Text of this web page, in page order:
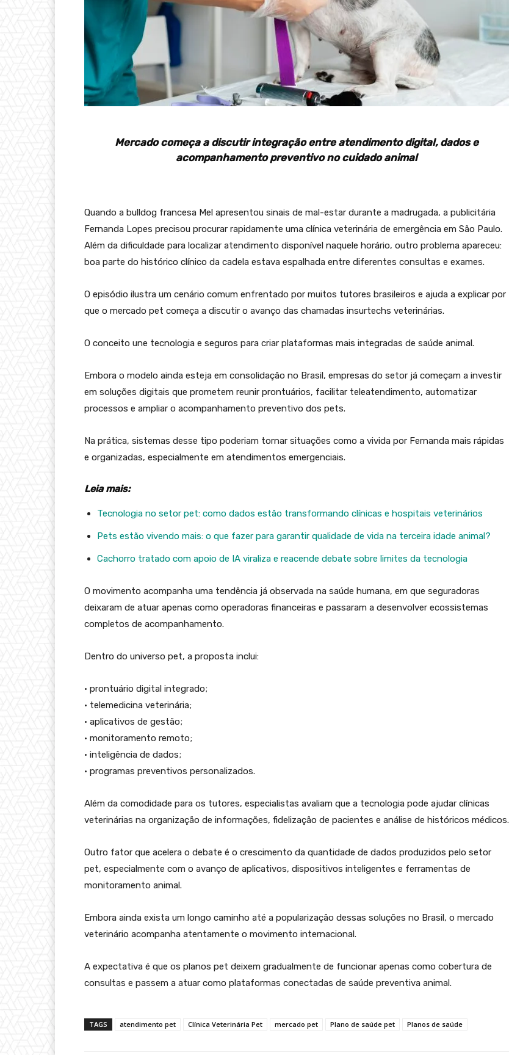
Mercado começa a discutir integração entre atendimento digital, dados e
acompanhamento preventivo no cuidado animal
Quando a bulldog francesa Mel apresentou sinais de mal-estar durante a madrugada, a publicitária
Fernanda Lopes precisou procurar rapidamente uma clínica veterinária de emergência em São Paulo.
Além da dificuldade para localizar atendimento disponível naquele horário, outro problema apareceu:
boa parte do histórico clínico da cadela estava espalhada entre diferentes consultas e exames.
O episódio ilustra um cenário comum enfrentado por muitos tutores brasileiros e ajuda a explicar por
que o mercado pet começa a discutir o avanço das chamadas insurtechs veterinárias.
O conceito une tecnologia e seguros para criar plataformas mais integradas de saúde animal.
Embora o modelo ainda esteja em consolidação no Brasil, empresas do setor já começam a investir
em soluções digitais que prometem reunir prontuários, facilitar teleatendimento, automatizar
processos e ampliar o acompanhamento preventivo dos pets.
Na prática, sistemas desse tipo poderiam tornar situações como a vivida por Fernanda mais rápidas
e organizadas, especialmente em atendimentos emergenciais.
Leia mais:
Tecnologia no setor pet: como dados estão transformando clínicas e hospitais veterinários
Pets estão vivendo mais: o que fazer para garantir qualidade de vida na terceira idade animal?
Cachorro tratado com apoio de IA viraliza e reacende debate sobre limites da tecnologia
O movimento acompanha uma tendência já observada na saúde humana, em que seguradoras
deixaram de atuar apenas como operadoras financeiras e passaram a desenvolver ecossistemas
completos de acompanhamento.
Dentro do universo pet, a proposta inclui:
•⁠ ⁠prontuário digital integrado;
•⁠ ⁠telemedicina veterinária;
•⁠ ⁠aplicativos de gestão;
•⁠ ⁠monitoramento remoto;
•⁠ ⁠inteligência de dados;
•⁠ ⁠programas preventivos personalizados.
Além da comodidade para os tutores, especialistas avaliam que a tecnologia pode ajudar clínicas
veterinárias na organização de informações, fidelização de pacientes e análise de históricos médicos.
Outro fator que acelera o debate é o crescimento da quantidade de dados produzidos pelo setor
pet, especialmente com o avanço de aplicativos, dispositivos inteligentes e ferramentas de
monitoramento animal.
Embora ainda exista um longo caminho até a popularização dessas soluções no Brasil, o mercado
veterinário acompanha atentamente o movimento internacional.
A expectativa é que os planos pet deixem gradualmente de funcionar apenas como cobertura de
consultas e passem a atuar como plataformas conectadas de saúde preventiva animal.
TAGS atendimento pet Clínica Veterinária Pet mercado pet Plano de saúde pet Planos de saúde